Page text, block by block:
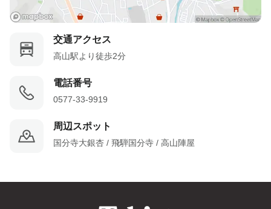
交通アクセス
高山駅より徒歩2分
電話番号
0577-33-9919
周辺スポット
国分寺大銀杏 / 飛騨国分寺 / 高山陣屋